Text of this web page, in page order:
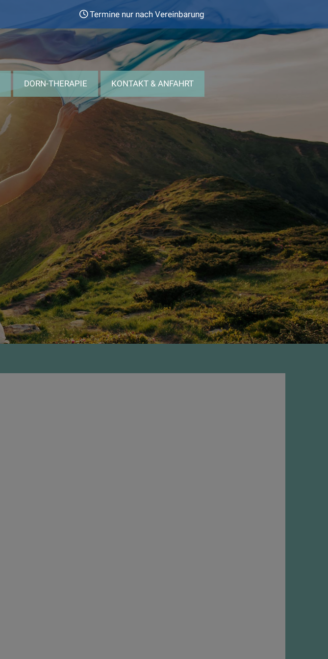
Termine nur nach Vereinbarung
DORN-THERAPIE KONTAKT & ANFAHRT